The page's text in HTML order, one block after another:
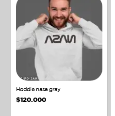
Hoddie nasa gray
$120.000